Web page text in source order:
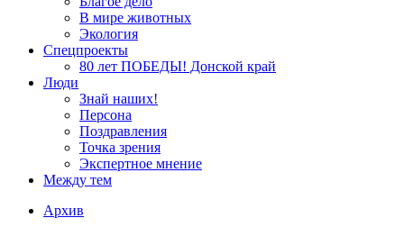
В мире животных
Экология
Спецпроекты
80 лет ПОБЕДЫ! Донской край
Люди
Знай наших!
Персона
Поздравления
Точка зрения
Экспертное мнение
Между тем
Архив